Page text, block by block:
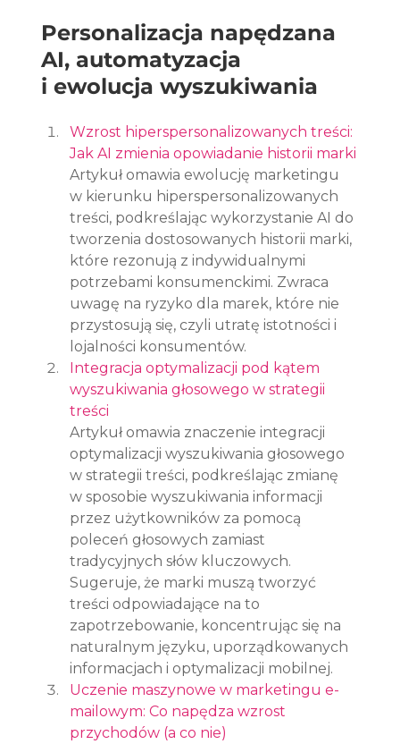
Personalizacja napędzana
AI, automatyzacja
i ewolucja wyszukiwania
Wzrost hiperspersonalizowanych treści:
Jak AI zmienia opowiadanie historii marki
Artykuł omawia ewolucję marketingu
w kierunku hiperspersonalizowanych
treści, podkreślając wykorzystanie AI do
tworzenia dostosowanych historii marki,
które rezonują z indywidualnymi
potrzebami konsumenckimi. Zwraca
uwagę na ryzyko dla marek, które nie
przystosują się, czyli utratę istotności i
lojalności konsumentów.
Integracja optymalizacji pod kątem
wyszukiwania głosowego w strategii
treści
Artykuł omawia znaczenie integracji
optymalizacji wyszukiwania głosowego
w strategii treści, podkreślając zmianę
w sposobie wyszukiwania informacji
przez użytkowników za pomocą
poleceń głosowych zamiast
tradycyjnych słów kluczowych.
Sugeruje, że marki muszą tworzyć
treści odpowiadające na to
zapotrzebowanie, koncentrując się na
naturalnym języku, uporządkowanych
informacjach i optymalizacji mobilnej.
Uczenie maszynowe w marketingu e-
mailowym: Co napędza wzrost
przychodów (a co nie)